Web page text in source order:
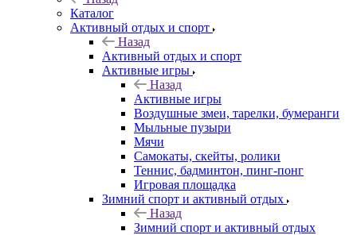
Каталог
Активный отдых и спорт
Назад
Активный отдых и спорт
Активные игры
Назад
Активные игры
Воздушные змеи, тарелки, бумеранги
Мыльные пузыри
Мячи
Самокаты, скейты, ролики
Теннис, бадминтон, пинг-понг
Игровая площадка
Зимний спорт и активный отдых
Назад
Зимний спорт и активный отдых